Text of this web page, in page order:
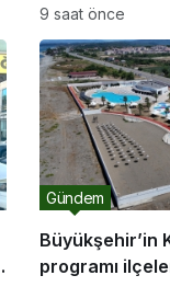
değer katan
inşa etmek
9 saat önce
Büyükşehir’in
programı
Gündem